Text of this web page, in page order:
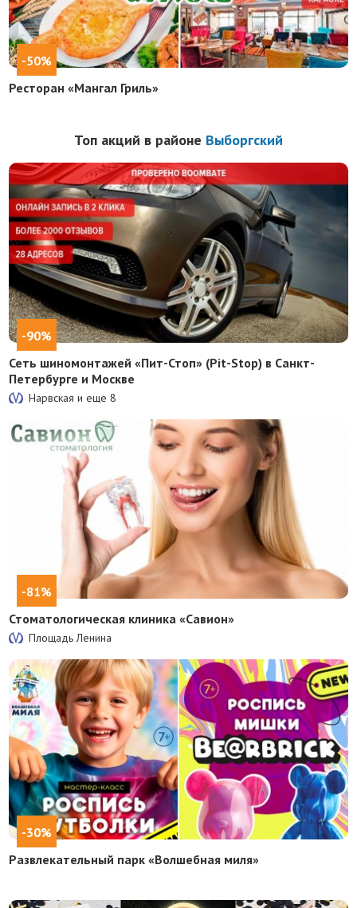
-50%
Ресторан «Мангал Гриль»
Топ акций в районе Выборгский
-90%
Сеть шиномонтажей «Пит-Стоп» (Pit-Stop) в Санкт-
Петербурге и Москве
Нарвская и еще8
-81%
Стоматологическая клиника «Савион»
Площадь Ленина
-30%
Развлекательный парк «Волшебная миля»